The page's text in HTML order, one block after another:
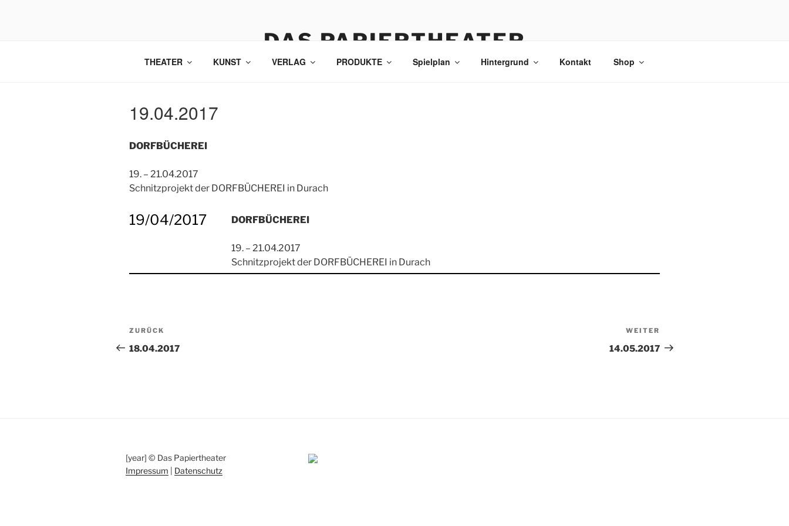
DAS PAPIERTHEATER
THEATER KUNST VERLAG PRODUKTE Spielplan Hintergrund Kontakt Shop
19.04.2017
DORFBÜCHEREI
19. – 21.04.2017
Schnitzprojekt der DORFBÜCHEREI in Durach
19/04/2017 DORFBÜCHEREI
19. – 21.04.2017
Schnitzprojekt der DORFBÜCHEREI in Durach
Beitragsnavigation
Vorheriger
Beitrag
ZURÜCK
18.04.2017
Beitrag
WEITER
14.05.2017
[year] © Das Papiertheater
Impressum
Datenschutz